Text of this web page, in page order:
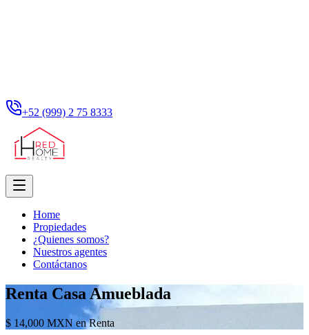
+52 (999) 2 75 8333
Home
Propiedades
¿Quienes somos?
Nuestros agentes
Contáctanos
Renta Casa Amueblada
$ 14,000 MXN en Renta